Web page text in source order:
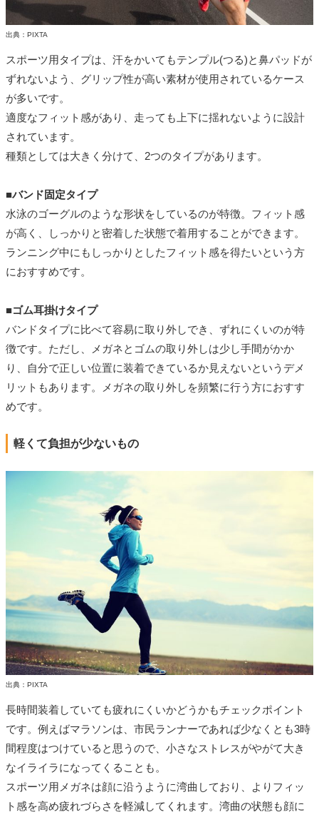
出典：PIXTA
スポーツ用タイプは、汗をかいてもテンプル(つる)と鼻パッドが
ずれないよう、グリップ性が高い素材が使用されているケース
が多いです。
適度なフィット感があり、走っても上下に揺れないように設計
されています。
種類としては大きく分けて、2つのタイプがあります。
■バンド固定タイプ
水泳のゴーグルのような形状をしているのが特徴。フィット感
が高く、しっかりと密着した状態で着用することができます。
ランニング中にもしっかりとしたフィット感を得たいという方
におすすめです。
■ゴム耳掛けタイプ
バンドタイプに比べて容易に取り外しでき、ずれにくいのが特
徴です。ただし、メガネとゴムの取り外しは少し手間がかか
り、自分で正しい位置に装着できているか見えないというデメ
リットもあります。メガネの取り外しを頻繁に行う方におすす
めです。
軽くて負担が少ないもの
出典：PIXTA
長時間装着していても疲れにくいかどうかもチェックポイント
です。例えばマラソンは、市民ランナーであれば少なくとも3時
間程度はつけていると思うので、小さなストレスがやがて大き
なイライラになってくることも。
スポーツ用メガネは顔に沿うように湾曲しており、よりフィッ
ト感を高め疲れづらさを軽減してくれます。湾曲の状態も顔に